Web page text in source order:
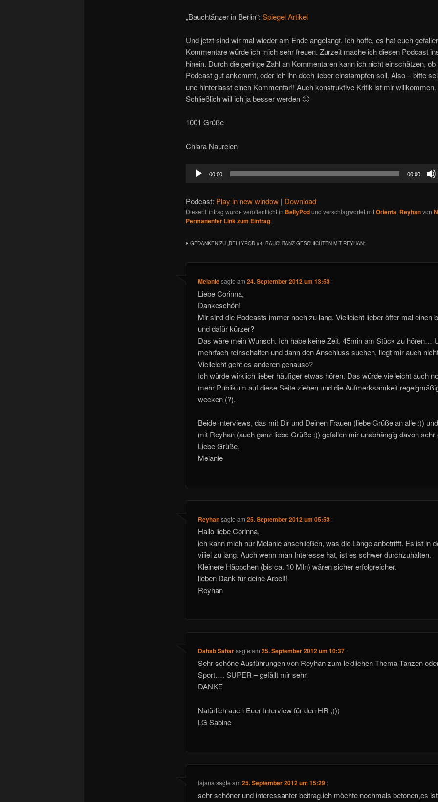
„Bauchtänzer in Berlin“: Spiegel Artikel
Und jetzt sind wir mal wieder am Ende angelangt. Ich hoffe, es hat euch
Kommentare würde ich mich sehr freuen. Zurzeit mache ich diesen Podcast
hinein. Durch die geringe Zahl an Kommentaren kann ich nicht einschätzen, ob
Podcast gut ankommt, oder ich ihn doch lieber einstampfen soll. Also – bitte
und hinterlasst einen Kommentar!! Auch konstruktive Kritik ist mir willkommen.
Schließlich will ich ja besser werden 🙂
1001 Grüße
Chiara Naurelen
Audio-
00:00 00:00
Podcast: Play in new window| Download
Dieser Eintrag wurde veröffentlicht in BellyPodund verschlagwortet mitOrienta, Reyhanvon
Permanenter Link zum Eintrag.
8 GEDANKEN ZU „BELLYPOD #4: BAUCHTANZ-GESCHICHTEN MIT REYHAN“
Melaniesagte am24. September 2012 um 13:53 :
Liebe Corinna,
Dankeschön!
Mir sind die Podcasts immer noch zu lang. Vielleicht lieber öfter mal einen
und dafür kürzer?
Das wäre mein Wunsch. Ich habe keine Zeit, 45min am Stück zu hören…
mehrfach reinschalten und dann den Anschluss suchen, liegt mir auch
Vielleicht geht es anderen genauso?
Ich würde wirklich lieber häufiger etwas hören. Das würde vielleicht auch
mehr Publikum auf diese Seite ziehen und die Aufmerksamkeit
wecken (?).
Beide Interviews, das mit Dir und Deinen Frauen (liebe Grüße an alle :))
mit Reyhan (auch ganz liebe Grüße :)) gefallen mir unabhängig davon sehr
Liebe Grüße,
Melanie
Reyhansagte am25. September 2012 um 05:53 :
Hallo liebe Corinna,
ich kann mich nur Melanie anschließen, was die Länge anbetrifft. Es ist in
viiiel zu lang. Auch wenn man Interesse hat, ist es schwer durchzuhalten.
Kleinere Häppchen (bis ca. 10 MIn) wären sicher erfolgreicher.
lieben Dank für deine Arbeit!
Reyhan
Dahab Saharsagte am25. September 2012 um 10:37 :
Sehr schöne Ausführungen von Reyhan zum leidlichen Thema Tanzen
Sport…. SUPER – gefällt mir sehr.
DANKE
Natürlich auch Euer Interview für den HR ;)))
LG Sabine
lajana sagte am25. September 2012 um 15:29 :
sehr schöner und interessanter beitrag.ich möchte nochmals betonen,es